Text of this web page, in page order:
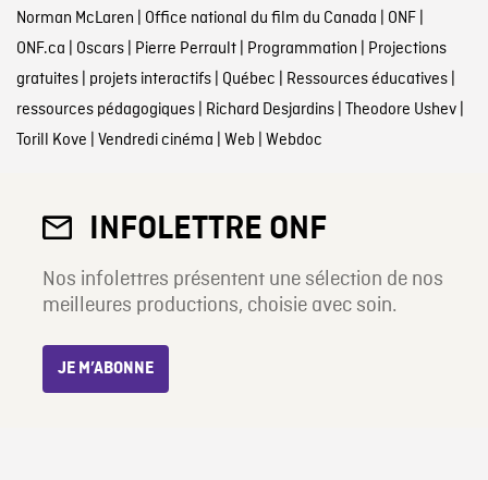
Norman McLaren Office national du film du Canada ONF|
ONF.ca Oscars| Pierre Perrault| Programmation Projections
gratuites| projets interactifs| Québec Ressources éducatives|
ressources pédagogiques| Richard Desjardins| Theodore Ushev|
Torill Kove Vendredi cinéma Web Webdoc
INFOLETTRE ONF
Nos infolettres présentent une sélection de nos
meilleures productions, choisie avec soin.
JE M’ABONNE